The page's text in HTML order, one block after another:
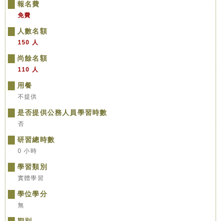
報名費
免費
人數名額
150 人
尚餘名額
110 人
用餐
不提供
是否提供公務人員學習時數
否
研習總時數
0 小時
學習類別
實體學習
學位學分
無